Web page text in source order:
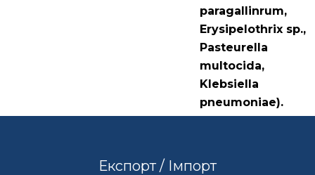
paragallinrum,
Erysipelothrix sp.,
Pasteurella
multocida,
Klebsiella
pneumoniae).
Експорт / Імпорт